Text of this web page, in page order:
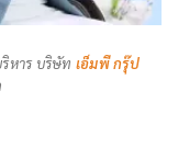
หาร บริษัท เอ็มพี กรุ๊ป